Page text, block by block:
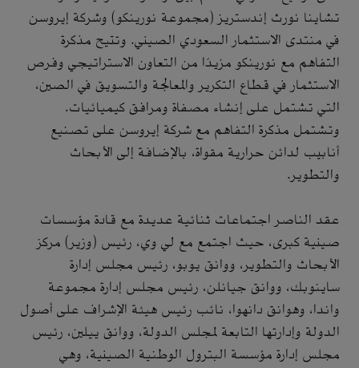
تشاينا نورث إندستريز (مجموعة نورينكو) وشركة إيروسن
في منتدى الاستثمار السعودي الصيني. وتتيح مذكرة
التفاهم مع نورينكو مزيدًا من التعاون الاستراتيجي وفرص
الاستثمار في قطاع التكرير والمعالجة والتسويق في الصين،
التي تشتمل على إنشاء مصفاة ومرافق كيميائيات.
وتشتمل مذكرة التفاهم مع شركة إيروسن على تصنيع
أنابيب لدائن حرارية مقواة، بالإضافة إلى الأبحاث
والتطوير.
عقد الناصر اجتماعات ثنائية عديدة مع قادة مؤسسات
صينية كبرى، حيث اجتمع مع لي وي، رئيس (وزير) مركز
الأبحاث والتطوير، ووانق يوبو، رئيس مجلس إدارة
ساينوبك، ووانق جيانلن، رئيس مجلس إدارة مجموعة
واندا، وهوانق دانهوا، نائب رئيس هيئة الإشراف على أصول
الدولة وإدارتها التابعة لمجلس الدولة، ووانق ييلين، رئيس
مجلس إدارة مؤسسة البترول الوطنية الصينية، وهي